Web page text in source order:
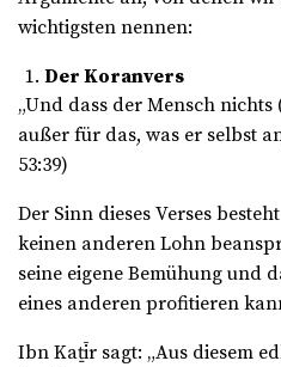
wichtigsten nennen:
Der Koranvers
„Und dass der Mensch
außer für das, was er selbst
53:39)
Der Sinn dieses Verses
keinen anderen Lohn
seine eigene Bemühung und
eines anderen profitieren
Ibn Kaṯīr sagt: „Aus diesem